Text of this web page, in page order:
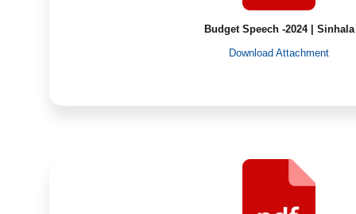
Budget Speech -2024 | Sinhala
Download Attachment